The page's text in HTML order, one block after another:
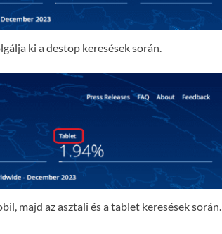
ki a destop keresések során.
majd az asztali és a tablet keresések során.